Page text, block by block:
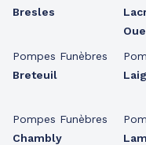
Bresles
Pompes Funèbres
Breteuil
Pompes Funèbres
Chambly